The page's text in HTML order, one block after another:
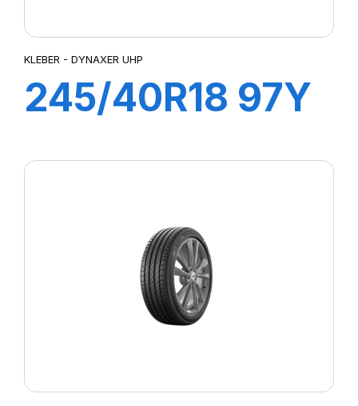
KLEBER - DYNAXER UHP
245/40R18 97Y